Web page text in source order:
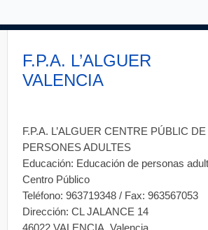
F.P.A. L’ALGUER
VALENCIA
F.P.A. L’ALGUER CENTRE PÚBLIC
PERSONES ADULTES
Educación: Educación de personas
Centro Público
Teléfono: 963719348 / Fax: 963567053
Dirección: CL JALANCE 14
46022 VALENCIA, Valencia